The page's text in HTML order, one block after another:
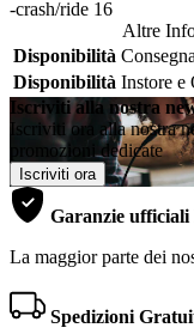
-crash/ride 16
Altre
Disponibilità
Disponibilità Instore e
Iscriviti alla nostra
Iscriviti ora alla nostra
promozioni dedicate
Iscriviti ora
Garanzie ufficiali
La maggior parte dei
Spedizioni